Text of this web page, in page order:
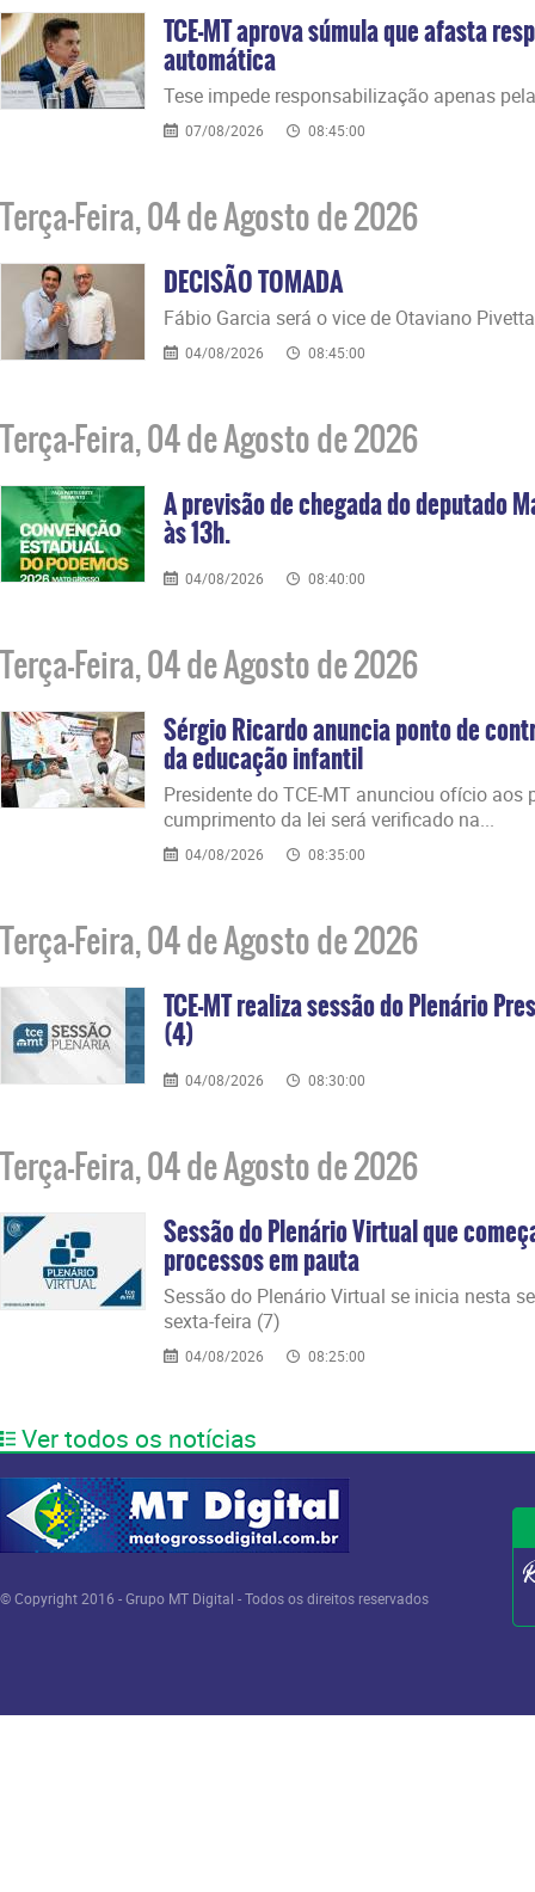
TCE-MT aprova súmula que afasta
automática
​Tese impede responsabilização apenas
07/08/2026 08:45:00
Terça-Feira, 04 de Agosto de 2026
DECISÃO TOMADA
Fábio Garcia será o vice de Otaviano Pivetta
04/08/2026 08:45:00
Terça-Feira, 04 de Agosto de 2026
A previsão de chegada do deputado
às 13h.
04/08/2026 08:40:00
Terça-Feira, 04 de Agosto de 2026
Sérgio Ricardo anuncia ponto de
da educação infantil
Presidente do TCE-MT anunciou ofício aos
cumprimento da lei será verificado na...
04/08/2026 08:35:00
Terça-Feira, 04 de Agosto de 2026
TCE-MT realiza sessão do Plenário
(4)
04/08/2026 08:30:00
Terça-Feira, 04 de Agosto de 2026
Sessão do Plenário Virtual que
processos em pauta
Sessão do Plenário Virtual se inicia nesta
sexta-feira (7)
04/08/2026 08:25:00
Ver todos os notícias
© Copyright 2016 - Grupo MT Digital - Todos os direitos reservados